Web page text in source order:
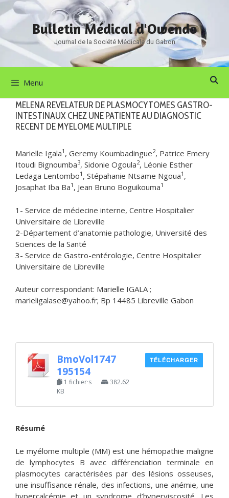
Aller
au
contenu
Bulletin Médical d'Owendo
Journal de la Société Médicale du Gabon
Menu
MELENA REVELATEUR DE PLASMOCYTOMES GASTRO-
INTESTINAUX CHEZ UNE PATIENTE AU DIAGNOSTIC
RECENT DE MYELOME MULTIPLE
Marielle Igala1 , Geremy Koumbadingue2, Patrice Emery
Itoudi Bignoumba3, Sidonie Ogoula2, Léonie Esther
Ledaga Lentombo1 , Stépahanie Ntsame Ngoua1 ,
Josaphat Iba Ba1 , Jean Bruno Boguikouma1
1- Service de médecine interne, Centre Hospitalier
Universitaire de Libreville
2-Département d’anatomie pathologie, Université des
Sciences de la Santé
3- Service de Gastro-entérologie, Centre Hospitalier
Universitaire de Libreville
Auteur correspondant: Marielle IGALA ;
marieligalase@yahoo.fr; Bp 14485 Libreville Gabon
BmoVol1747
195154
1 fichier·s
382.62
KB
TÉLÉCHARGER
Résumé
Le myélome multiple (MM) est une hémopathie maligne
de lymphocytes B avec différenciation terminale en
plasmocytes caractérisées par des lésions osseuses,
une insuffisance rénale, des infections, une anémie, une
hypercalcémie et un syndrome d’hyperviscosité. Les